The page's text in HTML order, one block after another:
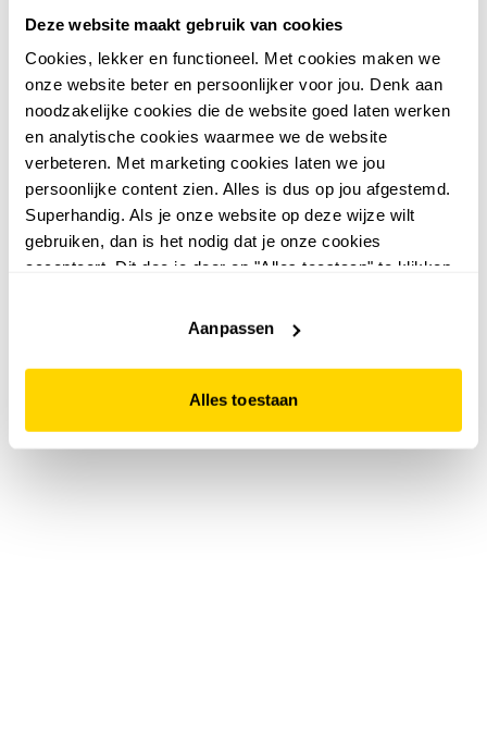
Deze website maakt gebruik van cookies
Cookies, lekker en functioneel. Met cookies maken we
onze website beter en persoonlijker voor jou. Denk aan
noodzakelijke cookies die de website goed laten werken
en analytische cookies waarmee we de website
verbeteren. Met marketing cookies laten we jou
persoonlijke content zien. Alles is dus op jou afgestemd.
Superhandig. Als je onze website op deze wijze wilt
gebruiken, dan is het nodig dat je onze cookies
accepteert. Dit doe je door op "Alles toestaan" te klikken.
website niet optimaal functioneert.
Aanpassen
Alles toestaan